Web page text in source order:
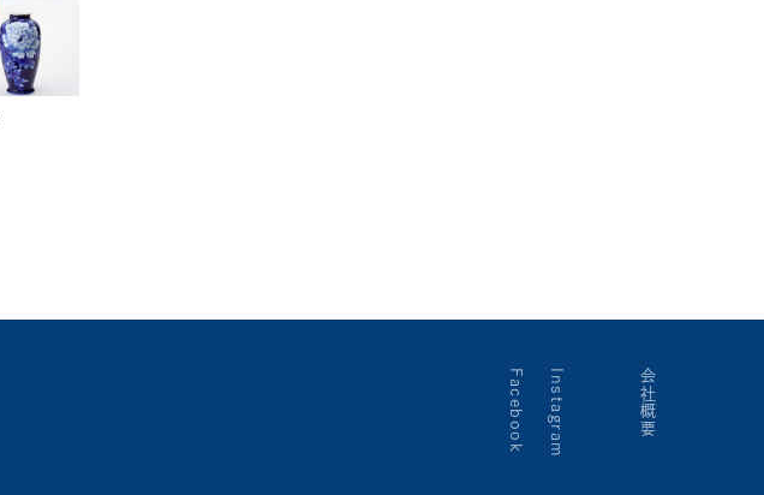
会社概要
Instagram
Facebook